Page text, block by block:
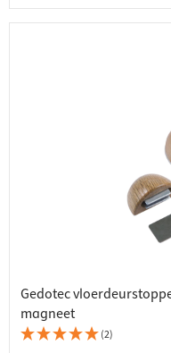
Gedotec
magneet
(2)